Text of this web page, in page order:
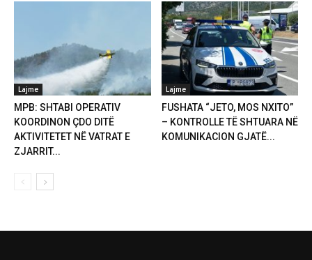
Lajme
MPB: SHTABI OPERATIV
KOORDINON ÇDO DITË
AKTIVITETET NË VATRAT E
ZJARRIT...
Lajme
FUSHATA “JETO, MOS NXITO”
– KONTROLLE TË SHTUARA NË
KOMUNIKACION GJATË...